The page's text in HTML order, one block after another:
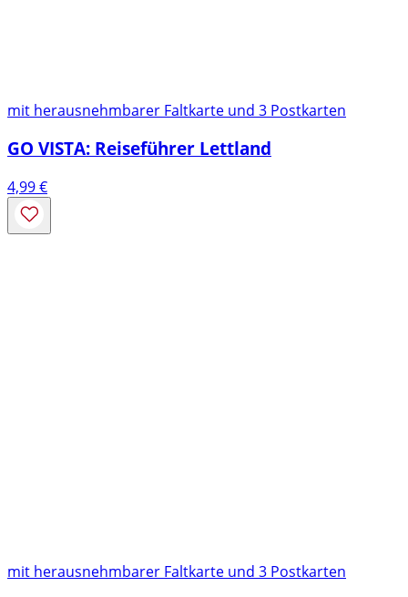
mit herausnehmbarer Faltkarte und 3 Postkarten
GO VISTA: Reiseführer Lettland
4,99€
mit herausnehmbarer Faltkarte und 3 Postkarten